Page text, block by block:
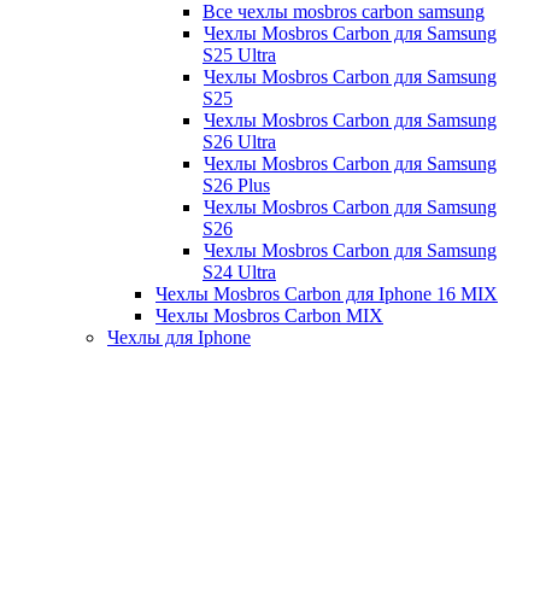
Все чехлы mosbros carbon samsung
Чехлы Mosbros Carbon для Samsung
S25 Ultra
Чехлы Mosbros Carbon для Samsung
S25
Чехлы Mosbros Carbon для Samsung
S26 Ultra
Чехлы Mosbros Carbon для Samsung
S26 Plus
Чехлы Mosbros Carbon для Samsung
S26
Чехлы Mosbros Carbon для Samsung
S24 Ultra
Чехлы Mosbros Carbon для Iphone 16 MIX
Чехлы Mosbros Carbon MIX
Чехлы для Iphone